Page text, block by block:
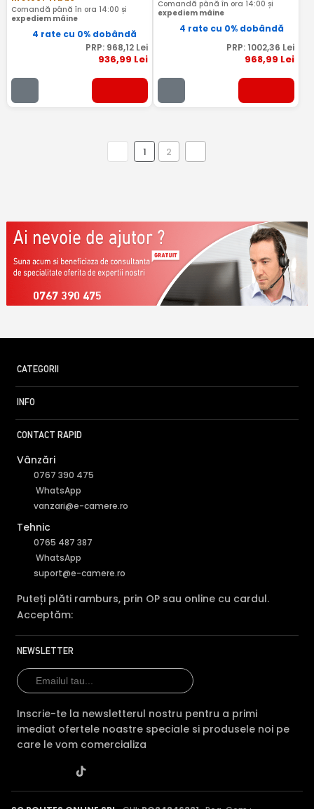
Comandă până în ora 14:00 și
expediem mâine
4 rate cu 0% dobândă
PRP: 968,12Lei
936,99 Lei
Comandă până în ora 14:00 și
expediem mâine
4 rate cu 0% dobândă
PRP: 1002,36 Lei
968,99 Lei
1 2
0767 390 475
CATEGORII
INFO
CONTACT RAPID
Vânzări
0767 390 475
WhatsApp
vanzari@e-camere.ro
Tehnic
0765 487 387
WhatsApp
suport@e-camere.ro
Puteți plăti ramburs, prin OP sau online cu cardul.
Acceptăm:
NEWSLETTER
Inscrie-te la newsletterul nostru pentru a primi
imediat ofertele noastre speciale si produsele noi pe
care le vom comercializa